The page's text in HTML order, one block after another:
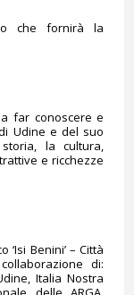
che fornirà la
far conoscere e
Udine e del suo
la cultura,
e ricchezze
Benini’ – Città
di:
Italia Nostra